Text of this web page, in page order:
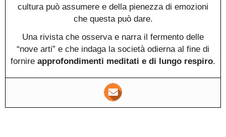
cultura può assumere e della pienezza di emozioni
che questa può dare.
Una rivista che osserva e narra il fermento delle
“nove arti” e che indaga la società odierna al fine di
fornire approfondimenti meditati e di lungo respiro.